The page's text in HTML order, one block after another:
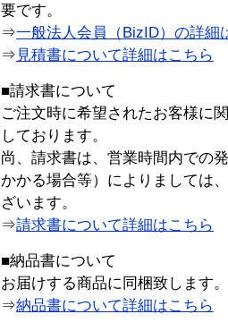
要です。
⇒一般法人会員（BizID）の詳細
⇒ 見積書について詳細はこちら
■請求書について
ご注文時に希望されたお客様に
しております。
尚、請求書は、営業時間内での
かかる場合等）によりましては
ざいます。
⇒請求書について詳細はこちら
■納品書について
お届けする商品に同梱致します。
⇒納品書について詳細はこちら